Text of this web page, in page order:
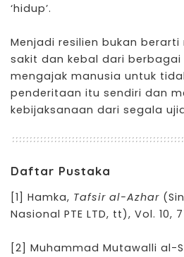
‘hidup’.
Menjadi resilien bukan
sakit dan kebal dari
mengajak manusia untuk
penderitaan itu sendiri dan
kebijaksanaan dari segala
Daftar Pustaka
[1] Hamka, Tafsir al-Azhar
Nasional PTE LTD, tt), Vol. 10,
[2] Muhammad Mutawalli al-